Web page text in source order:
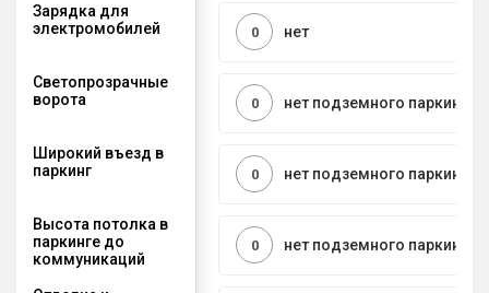
Зарядка для
электромобилей
нет
0
Светопрозрачные
ворота
нет подземного паркинга
0
Широкий въезд в
паркинг
нет подземного паркинга
0
Высота потолка в
паркинге до
коммуникаций
нет подземного паркинга
0